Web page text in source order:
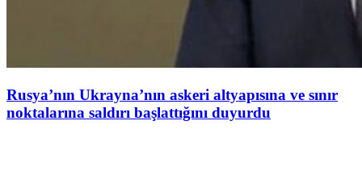
Rusya’nın Ukrayna’nın askeri altyapısına ve sınır
noktalarına saldırı başlattığını duyurdu